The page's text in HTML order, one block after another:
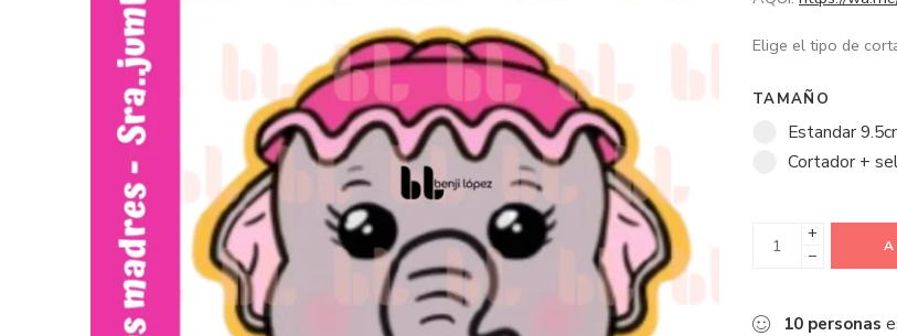
Elige el tipo de
TAMAÑO
Estandar
Cortador +
+
−
10 personas